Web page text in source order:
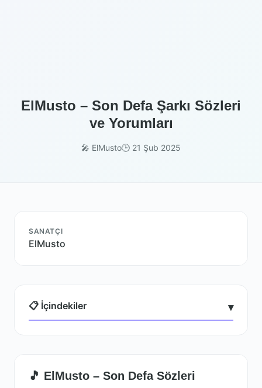
ElMusto – Son Defa Şarkı Sözleri
ve Yorumları
🎤 ElMusto🕒 21 Şub 2025
SANATÇI
ElMusto
📋 İçindekiler ▾
🎵 ElMusto – Son Defa Sözleri